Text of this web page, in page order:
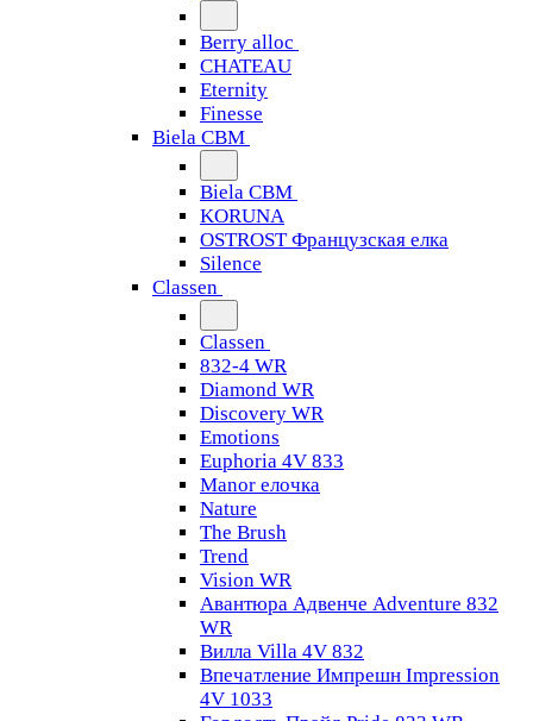
Berry alloc
CHATEAU
Eternity
Finesse
Biela CBM
Biela CBM
KORUNA
OSTROST Французская елка
Silence
Classen
Classen
832-4 WR
Diamond WR
Discovery WR
Emotions
Euphoria 4V 833
Manor елочка
Nature
The Brush
Trend
Vision WR
Авантюра Адвенче Adventure 832
WR
Вилла Villa 4V 832
Впечатление Импрешн Impression
4V 1033